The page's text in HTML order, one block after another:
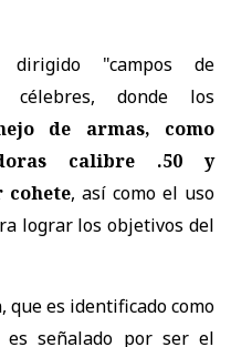
"campos de
célebres, donde los
de armas, como
calibre .50 y
cohete, así como el uso
lograr los objetivos del
que es identificado como
señalado por ser el